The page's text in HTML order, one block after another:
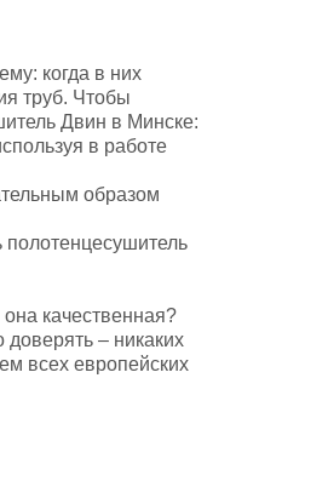
когда в них
труб. Чтобы
Двин в Минске:
в работе
образом
качественная?
– никаких
всех европейских